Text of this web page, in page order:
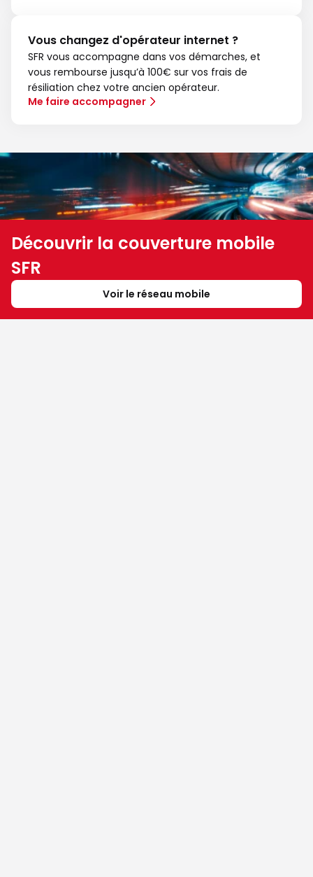
Vous changez d'opérateur internet ?
SFR vous accompagne dans vos démarches, et
vous rembourse jusqu’à 100€ sur vos frais de
résiliation chez votre ancien opérateur.
Me faire accompagner
Découvrir la couverture mobile
SFR
Voir le réseau mobile